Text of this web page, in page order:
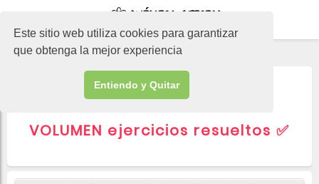
Este sitio web utiliza cookies para garantizar
que obtenga la mejor experiencia
Entiendo y Quitar
▷ Porcentaje en MASA y
VOLUMEN ejercicios resueltos ✅